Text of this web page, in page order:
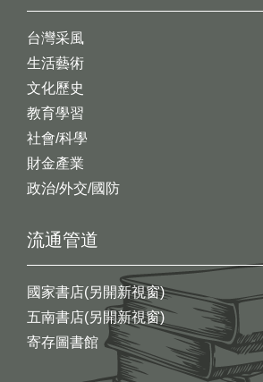
台灣采風
生活藝術
文化歷史
教育學習
社會/科學
財金產業
政治/外交/國防
流通管道
國家書店(另開新視窗)
五南書店(另開新視窗)
寄存圖書館